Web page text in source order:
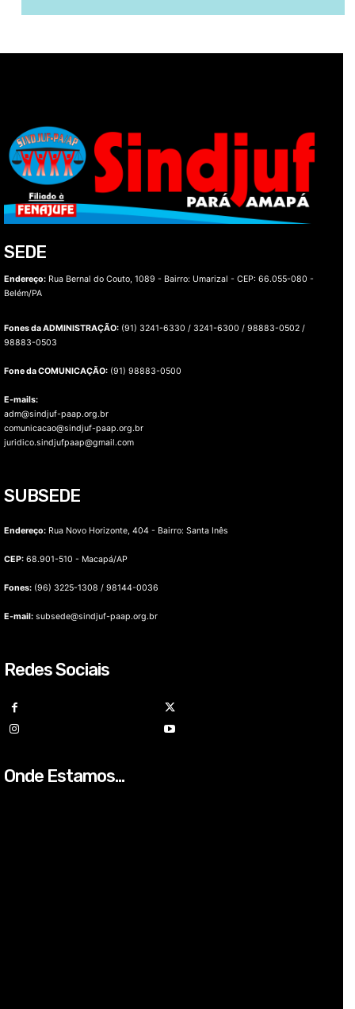
SEDE
Endereço: Rua Bernal do Couto, 1089 - Bairro: Umarizal - CEP: 66.055-080 -
Belém/PA
Fones da ADMINISTRAÇÃO: (91) 3241-6330 / 3241-6300 / 98883-0502 /
98883-0503
Fone da COMUNICAÇÃO: (91) 98883-0500
E-mails:
adm@sindjuf-paap.org.br
comunicacao@sindjuf-paap.org.br
juridico.sindjufpaap@gmail.com
SUBSEDE
Endereço: Rua Novo Horizonte, 404 - Bairro: Santa Inês
CEP: 68.901-510 - Macapá/AP
Fones: (96) 3225-1308 / 98144-0036
E-mail: subsede@sindjuf-paap.org.br
Redes Sociais
Onde Estamos...